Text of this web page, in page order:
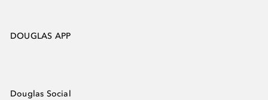
DOUGLAS APP
Douglas Social